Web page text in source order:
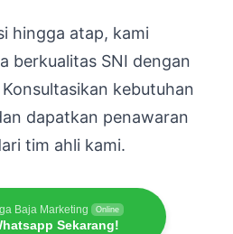
hingga atap, kami
berkualitas SNI dengan
kebutuhan
dapatkan penawaran
tim ahli kami.
Baja Marketing Online
Sekarang!